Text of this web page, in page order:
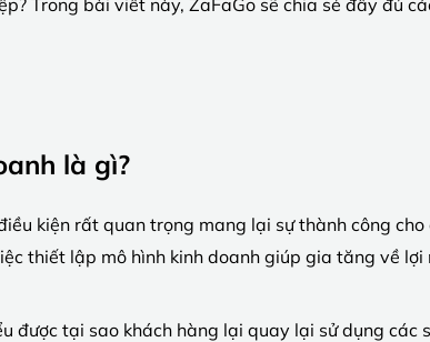
là gì?
kiện rất quan trọng mang lại sự thành công
thiết lập mô hình kinh doanh giúp gia tăng về
được tại sao khách hàng lại quay lại sử dụng